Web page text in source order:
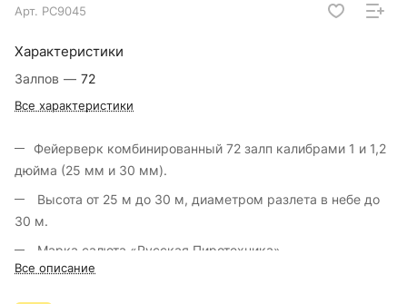
Арт. РС9045
Характеристики
Залпов — 72
Все характеристики
Фейерверк комбинированный 72 залп калибрами 1 и 1,2
дюйма (25 мм и 30 мм).
30 м.
Марка салюта «Русская Пиротехника».
Все описание